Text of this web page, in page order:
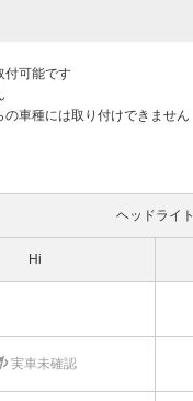
付可能です
車種には取り付けできません
ヘッドライト
Hi
実車未確認